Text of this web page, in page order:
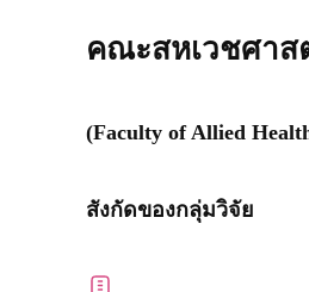
คณะสหเวชศาส
(Faculty of Allied
สังกัดของกลุ่มวิจัย